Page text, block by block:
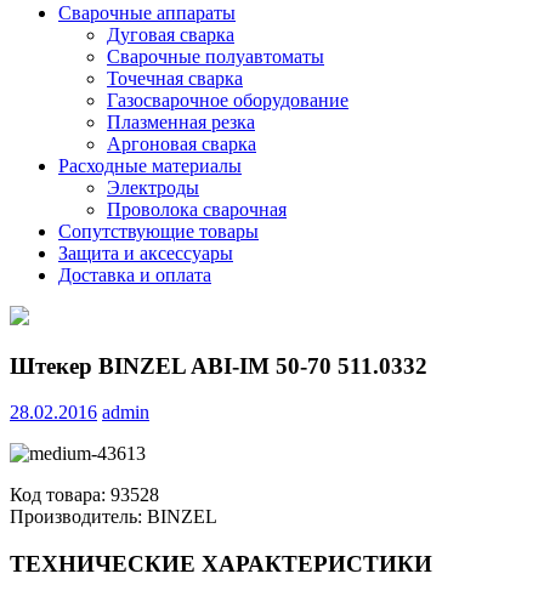
Сварочные аппараты
Дуговая сварка
Сварочные полуавтоматы
Точечная сварка
Газосварочное оборудование
Плазменная резка
Аргоновая сварка
Расходные материалы
Электроды
Проволока сварочная
Сопутствующие товары
Защита и аксессуары
Доставка и оплата
Штекер BINZEL ABI-IM 50-70 511.0332
28.02.2016 admin
Код товара: 93528
Производитель: BINZEL
ТЕХНИЧЕСКИЕ ХАРАКТЕРИСТИКИ